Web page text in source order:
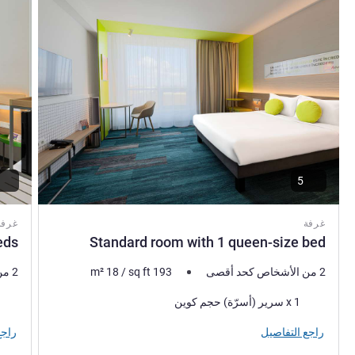
غرفة
Standard room with 1 queen-size bed
2 من الأشخاص كحد أقصى m² 18 /sq ft 193
فرش السرير
1 x سرير (أسرّة) حجم كوين
راجع التفاصيل
2 من الأشخاص كحد أقصى